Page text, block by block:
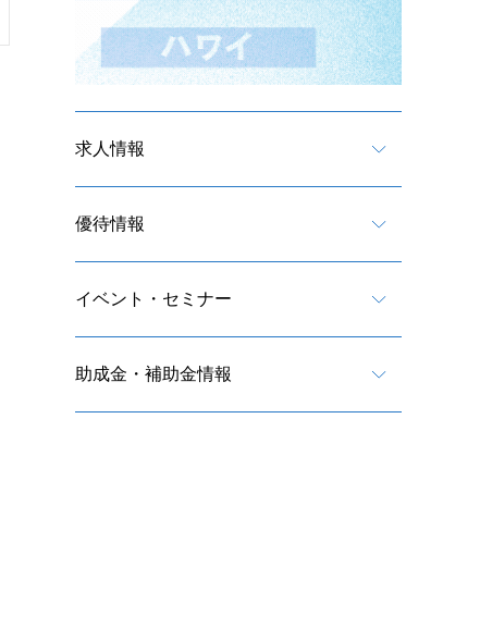
求人情報
優待情報
イベント・セミナー
助成金・補助金情報